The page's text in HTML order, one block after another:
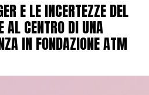
E LE INCERTEZZE DEL
AL CENTRO DI UNA
IN FONDAZIONE ATM